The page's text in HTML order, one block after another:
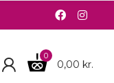
0
0,00 kr.